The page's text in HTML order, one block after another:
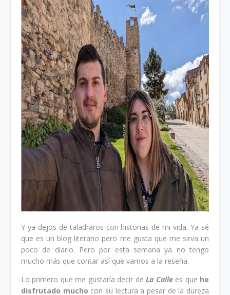
Y ya dejos de taladraros con historias de mi vida. Ya sé
que es un blog literario pero me gusta que me sirva un
poco de diario. Pero por esta semana ya no tengo
mucho más que contar así que vamos a la reseña.
Lo primero que me gustaría decir de La Calle es que he
disfrutado mucho con su lectura a pesar de la dureza